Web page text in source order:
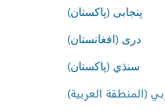
پنجابی (پاکستان)
درى (افغانستان)
سنڌي (پاکستان)
(المنطقة العربية)